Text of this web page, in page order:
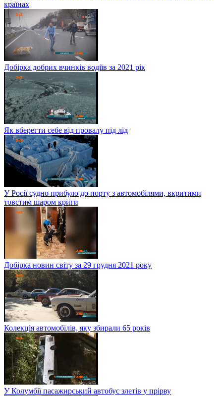
країнах
Добірка добрих вчинків водіїв за 2021 рік
Як вберегти себе від провалу під лід
У Росії судно прибуло до порту з автомобілями, вкритими
товстим шаром криги
Добірка новин світу за 29 грудня 2021 року
Колекція автомобілів, яку збирали 65 років
У Колумбії пасажирський автобус злетів у прірву